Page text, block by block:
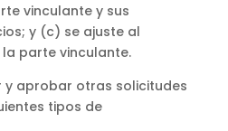
vinculante y sus
y (c) se ajuste al
parte vinculante.
y aprobar otras solicitudes
tipos de